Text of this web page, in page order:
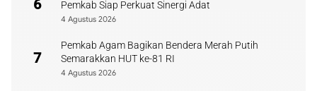
6 Pemkab Siap Perkuat Sinergi Adat
4 Agustus 2026
7
Pemkab Agam Bagikan Bendera Merah Putih
Semarakkan HUT ke-81 RI
4 Agustus 2026